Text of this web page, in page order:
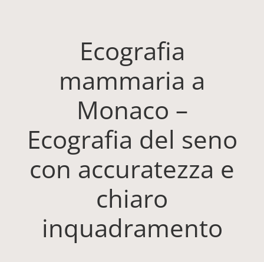
Ecografia
mammaria a
Monaco –
Ecografia del seno
con accuratezza e
chiaro
inquadramento